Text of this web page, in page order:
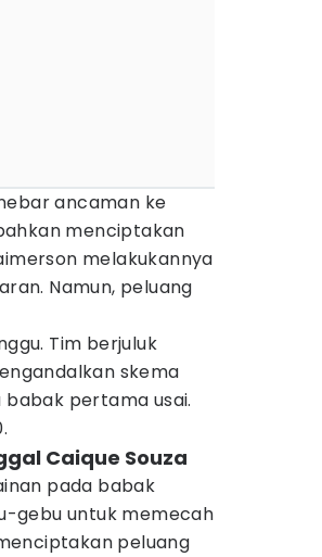
ancaman ke
menciptakan
melakukannya
Namun, peluang
Tim berjuluk
skema
pertama usai.
Caique Souza
pada babak
gebu untuk memecah
peluang